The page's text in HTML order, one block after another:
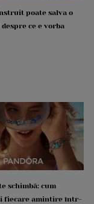
poate salva o
ce e vorba
schimbă: cum
fiecare amintire într-